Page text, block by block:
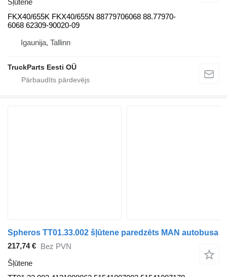
FKX40/655K FKX40/655N 88779706068 88.77970-
6068 62309-90020-09
Igaunija, Tallinn
TruckParts Eesti OÜ
Spheros TT01.33.002 šļūtene paredzēts MAN autobusa
217,74 € Bez PVN
Šļūtene